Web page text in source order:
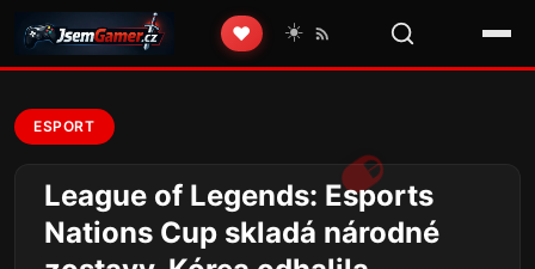
❤️ ☀️
ESPORT
League of Legends: Esports
Nations Cup skladá národné